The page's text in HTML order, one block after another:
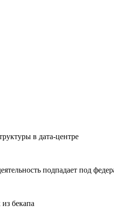
в дата-центре
подпадает под
бекапа